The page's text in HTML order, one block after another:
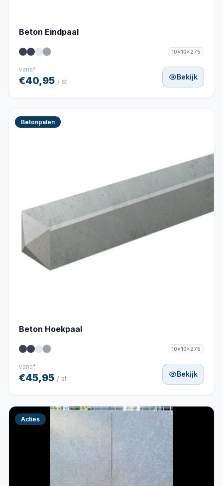
Beton Eindpaal
10x10x275
vanaf
€40,95 / st
Bekijk
Betonpalen
Beton Hoekpaal
10x10x275
vanaf
€45,95 / st
Bekijk
Acties